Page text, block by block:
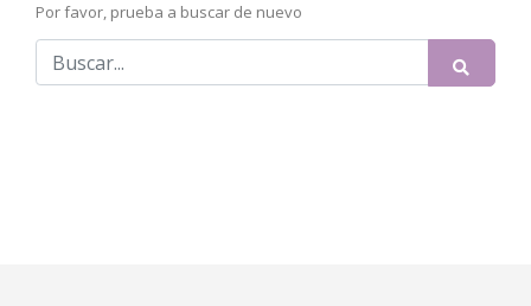
Por favor, prueba a buscar de nuevo